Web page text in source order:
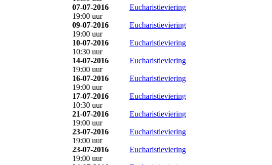
07-07-2016
19:00 uur
Eucharistieviering
09-07-2016
19:00 uur
Eucharistieviering
10-07-2016
10:30 uur
Eucharistieviering
14-07-2016
19:00 uur
Eucharistieviering
16-07-2016
19:00 uur
Eucharistieviering
17-07-2016
10:30 uur
Eucharistieviering
21-07-2016
19:00 uur
Eucharistieviering
23-07-2016
19:00 uur
Eucharistieviering
23-07-2016
19:00 uur
Eucharistieviering